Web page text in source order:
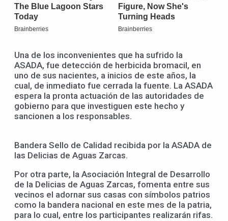
Una de los inconvenientes que ha sufrido la
ASADA, fue detección de herbicida bromacil, en
uno de sus nacientes, a inicios de este años, la
cual, de inmediato fue cerrada la fuente. La ASADA
espera la pronta actuación de las autoridades de
gobierno para que investiguen este hecho y
sancionen a los responsables.
Bandera Sello de Calidad recibida por la ASADA de
las Delicias de Aguas Zarcas.
Por otra parte, la Asociación Integral de Desarrollo
de la Delicias de Aguas Zarcas, fomenta entre sus
vecinos el adornar sus casas con símbolos patrios
como la bandera nacional en este mes de la patria,
para lo cual, entre los participantes realizarán rifas.